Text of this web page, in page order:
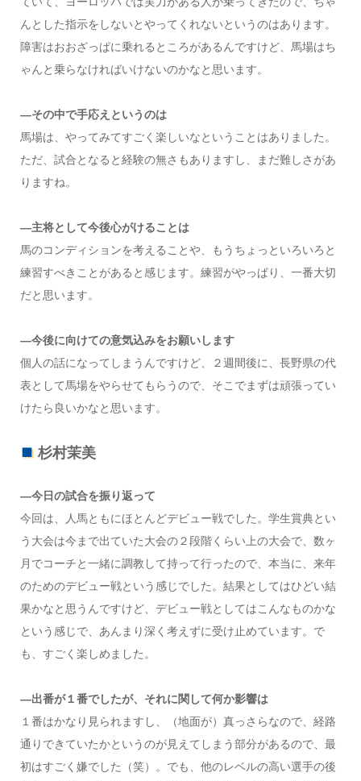
んとした指示をしないとやってくれないというのはあります。
障害はおおざっぱに乗れるところがあるんですけど、馬場はち
ゃんと乗らなければいけないのかなと思います。
—その中で手応えというのは
馬場は、やってみてすごく楽しいなということはありました。
ただ、試合となると経験の無さもありますし、まだ難しさがあ
りますね。
—主将として今後心がけることは
馬のコンディションを考えることや、もうちょっといろいろと
練習すべきことがあると感じます。練習がやっぱり、一番大切
だと思います。
—今後に向けての意気込みをお願いします
個人の話になってしまうんですけど、２週間後に、長野県の代
表として馬場をやらせてもらうので、そこでまずは頑張ってい
けたら良いかなと思います。
杉村茉美
—今日の試合を振り返って
今回は、人馬ともにほとんどデビュー戦でした。学生賞典とい
う大会は今まで出ていた大会の２段階くらい上の大会で、数ヶ
月でコーチと一緒に調教して持って行ったので、本当に、来年
のためのデビュー戦という感じでした。結果としてはひどい結
果かなと思うんですけど、デビュー戦としてはこんなものかな
という感じで、あんまり深く考えずに受け止めています。で
も、すごく楽しめました。
—出番が１番でしたが、それに関して何か影響は
１番はかなり見られますし、（地面が）真っさらなので、経路
通りできていたかというのが見えてしまう部分があるので、最
初はすごく嫌でした（笑）。でも、他のレベルの高い選手の後